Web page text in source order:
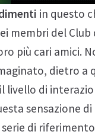
in questo
membri del
più cari amici.
dietro a
livello di
sensazione
di